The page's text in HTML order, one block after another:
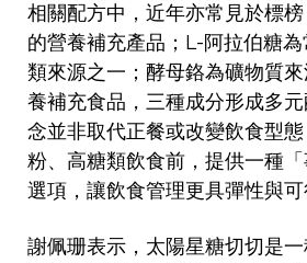
相關配方中，近年亦常見於標榜
的營養補充產品；L-阿拉伯糖
類來源之一；酵母鉻為礦物質
養補充食品，三種成分形成多
念並非取代正餐或改變飲食型
粉、高糖類飲食前，提供一種
選項，讓飲食管理更具彈性與可
謝佩珊表示，太陽星糖切切是